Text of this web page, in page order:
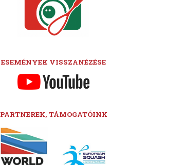
ESEMÉNYEK VISSZANÉZÉSE
PARTNEREK, TÁMOGATÓINK